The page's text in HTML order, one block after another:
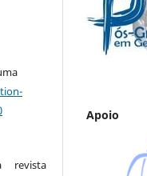
revista
Apoio